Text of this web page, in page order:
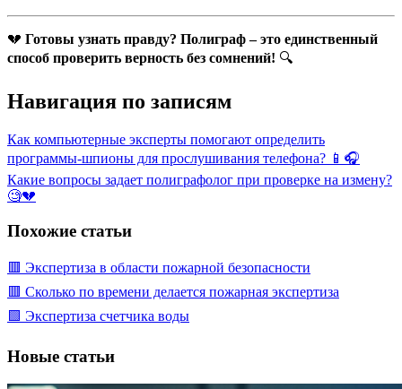
💔 Готовы узнать правду? Полиграф – это единственный
способ проверить верность без сомнений! 🔍
Навигация по записям
Как компьютерные эксперты помогают определить
программы-шпионы для прослушивания телефона? 📱🎧
Какие вопросы задает полиграфолог при проверке на измену?
🧐💔
Похожие статьи
🟥 Экспертиза в области пожарной безопасности
🟥 Сколько по времени делается пожарная экспертиза
🟩 Экспертиза счетчика воды
Новые статьи